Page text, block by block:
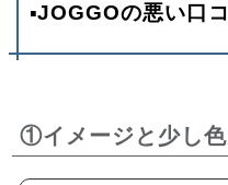
▪JOGGOの悪い口
①イメージと少し